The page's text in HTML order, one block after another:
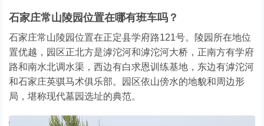
石家庄常山陵园位置在哪有班车吗？
石家庄常山陵园位置在正定县学府路121号。陵园所在地位
置优越，园区正北方是滹沱河和滹沱河大桥，正南方有学府
路和南水北调水渠，西边有白求恩训练基地，东边有滹沱河
和石家庄英骐马术俱乐部。园区依山傍水的地貌和周边形
局，堪称现代墓园选址的典范。